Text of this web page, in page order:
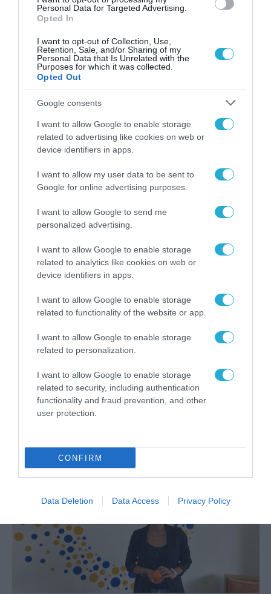
Personal Data for Targeted Advertising.
Opted In
I want to opt-out of Collection, Use,
Retention, Sale, and/or Sharing of my
Personal Data that Is Unrelated with the
Purposes for which it was collected.
Opted Out
Google consents
I want to allow Google to enable storage
related to advertising like cookies on web or
device identifiers in apps.
I want to allow my user data to be sent to
Google for online advertising purposes.
I want to allow Google to send me
personalized advertising.
I want to allow Google to enable storage
related to analytics like cookies on web or
device identifiers in apps.
I want to allow Google to enable storage
related to functionality of the website or app.
I want to allow Google to enable storage
related to personalization.
I want to allow Google to enable storage
related to security, including authentication
functionality and fraud prevention, and other
user protection.
CONFIRM
Data Deletion Data Access Privacy Policy
ΤΕΧΝΟΛΟΓΙΕΣ
Η τηλεργασία εξοικονομεί στην
εταιρεία 11 χιλ. δολάρια το χρόνο
για κάθε εργαζόμενο
ΕΡΕΥΝΕΣ - ΜΕΛΕΤΕΣ
Αυτά είναι τα οφέλη της
υβριδικής εργασίας